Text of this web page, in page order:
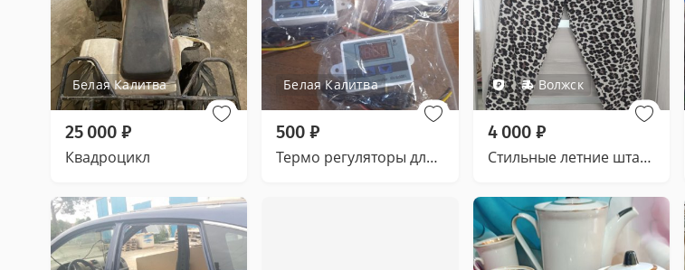
Белая Калитва
25 000 ₽
Квадроцикл
Белая Калитва
500 ₽
Термо регуляторы для инкубатора
Волжск
4 000 ₽
Стильные летние штаны больших размеров